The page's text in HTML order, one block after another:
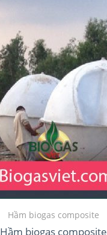
Hầm biogas composite
Hầm biogas composite